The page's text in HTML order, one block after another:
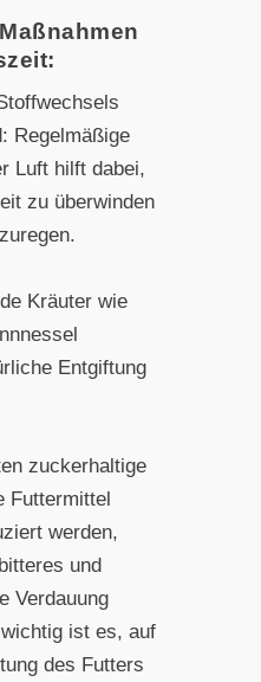
Regelmäßige
Luft hilft dabei,
zu überwinden
Kräuter wie
Entgiftung
zuckerhaltige
Futtermittel
werden,
und
Verdauung
ist es, auf
des Futters